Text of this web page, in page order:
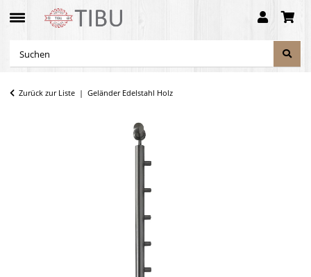
Zurück zur Liste Geländer Edelstahl Holz